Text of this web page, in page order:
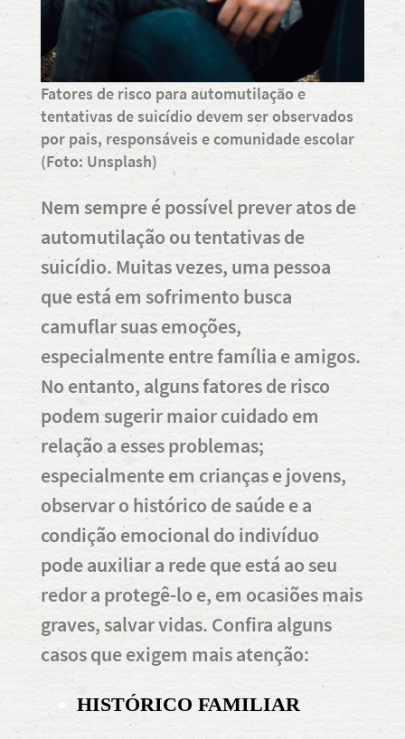
Fatores de risco para automutilação e
tentativas de suicídio devem ser observados
por pais, responsáveis e comunidade escolar
(Foto: Unsplash)
Nem sempre é possível prever atos de
automutilação ou tentativas de
suicídio. Muitas vezes, uma pessoa
que está em sofrimento busca
camuflar suas emoções,
especialmente entre família e amigos.
No entanto, alguns fatores de risco
podem sugerir maior cuidado em
relação a esses problemas;
especialmente em crianças e jovens,
observar o histórico de saúde e a
condição emocional do indivíduo
pode auxiliar a rede que está ao seu
redor a protegê-lo e, em ocasiões mais
graves, salvar vidas. Confira alguns
casos que exigem mais atenção:
HISTÓRICO FAMILIAR